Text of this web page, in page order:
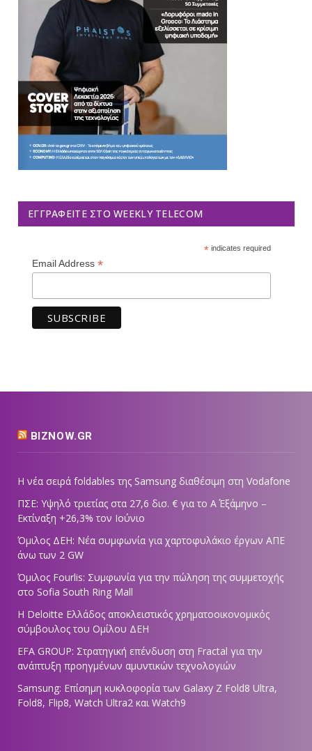
ΕΓΓΡΑΦΕΊΤΕ ΣΤΟ WEEKLY TELECOM
*indicates required
Email Address *
BIZNOW.GR
Η νέα σειρά foldables της Samsung διαθέσιμη στη Vodafone
ΠΣΕ: Υψηλό τριετίας στα 27,6 δισ. € για το Α΄ Εξάμηνο –
Εκτίναξη +26,3% τον Ιούνιο
Όμιλος ΔΕΗ: Νέα συμφωνία για χαρτοφυλάκιο έργων ΑΠΕ
άνω των 2 GW
Όμιλος Fourlis: Συμφωνία για την πώληση της συμμετοχής
στο Sofia South Ring Mall
Η Deloitte Ελλάδος αποκλειστικός χρηματοοικονομικός
σύμβουλος του Ομίλου ΔΕΗ
EFA GROUP: Στρατηγική επένδυση στη Fractal για την
ανάπτυξη προηγμένων αμυντικών τεχνολογιών
Samsung: Επίσημη κυκλοφορία των Galaxy Z Fold8 Ultra,
Fold8, Flip8, Watch Ultra2 και Watch9